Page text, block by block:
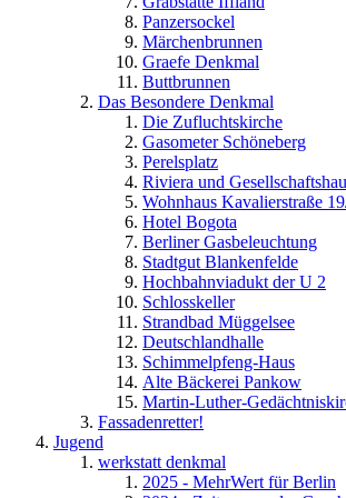
Panzersockel
Märchenbrunnen
Graefe Denkmal
Buttbrunnen
Das Besondere Denkmal
Die Zufluchtskirche
Gasometer Schöneberg
Perelsplatz
Riviera und
Wohnhaus Kavalierstraße
Hotel Bogota
Berliner Gasbeleuchtung
Stadtgut Blankenfelde
Hochbahnviadukt der U 2
Schlosskeller
Strandbad Müggelsee
Deutschlandhalle
Schimmelpfeng-Haus
Alte Bäckerei Pankow
Martin-Luther-
Fassadenretter!
Jugend
werkstatt denkmal
2025 - MehrWert für Berlin